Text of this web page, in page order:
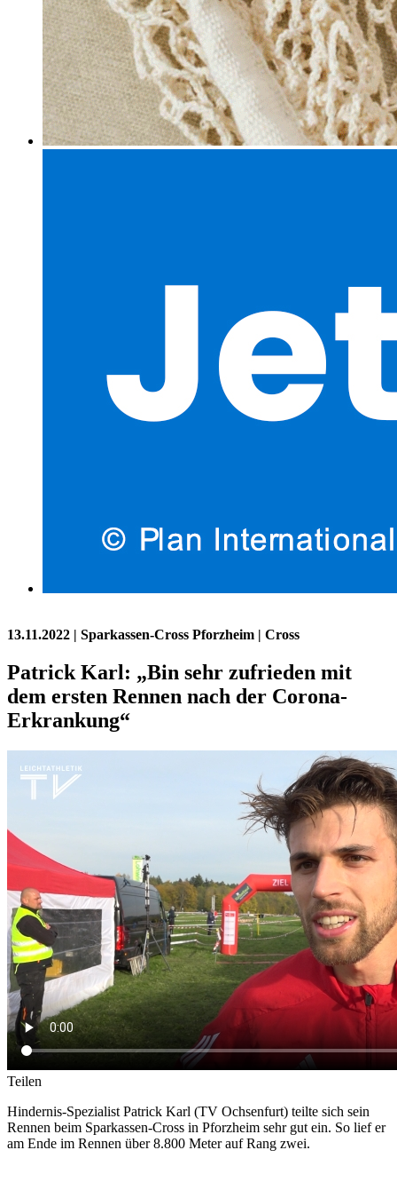
13.11.2022 | Sparkassen-Cross Pforzheim | Cross
Patrick Karl: „Bin sehr zufrieden mit
dem ersten Rennen nach der Corona-
Erkrankung“
Teilen
Hindernis-Spezialist Patrick Karl (TV Ochsenfurt) teilte sich sein
Rennen beim Sparkassen-Cross in Pforzheim sehr gut ein. So lief er
am Ende im Rennen über 8.800 Meter auf Rang zwei.